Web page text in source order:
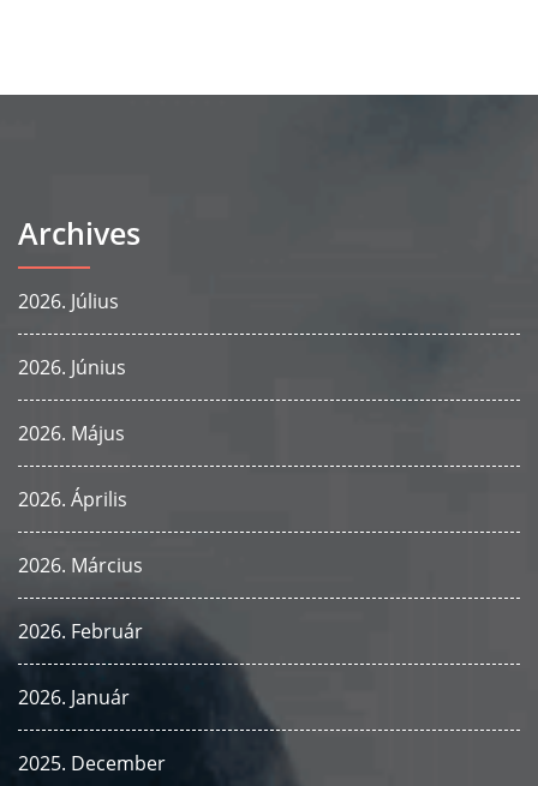
Archives
2026. Július
2026. Június
2026. Május
2026. Április
2026. Március
2026. Február
2026. Január
2025. December